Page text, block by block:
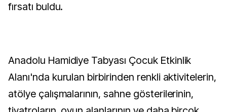
fırsatı buldu.
Anadolu Hamidiye Tabyası Çocuk Etkinlik
Alanı'nda kurulan birbirinden renkli aktivitelerin,
atölye çalışmalarının, sahne gösterilerinin,